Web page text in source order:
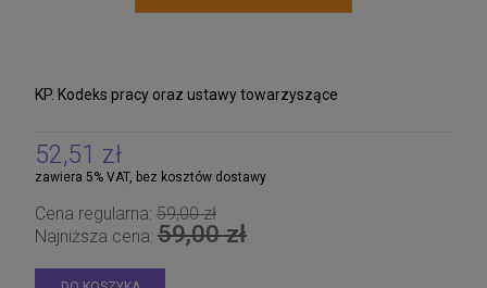
KP. Kodeks pracy oraz ustawy towarzyszące
52,51 zł
zawiera 5% VAT, bez kosztów dostawy
Cena regularna: 59,00 zł
Najniższa cena: 59,00 zł